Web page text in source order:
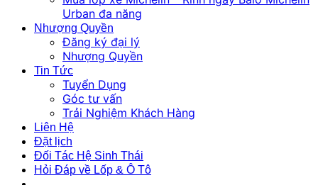
Urban đa năng
Nhượng Quyền
Đăng ký đại lý
Nhượng Quyền
Tin Tức
Tuyển Dụng
Góc tư vấn
Trải Nghiệm Khách Hàng
Liên Hệ
Đặt lịch
Đối Tác Hệ Sinh Thái
Hỏi Đáp về Lốp & Ô Tô